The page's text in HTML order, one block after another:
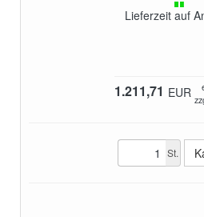
Lieferzeit auf
1.211,71 EUR
St.